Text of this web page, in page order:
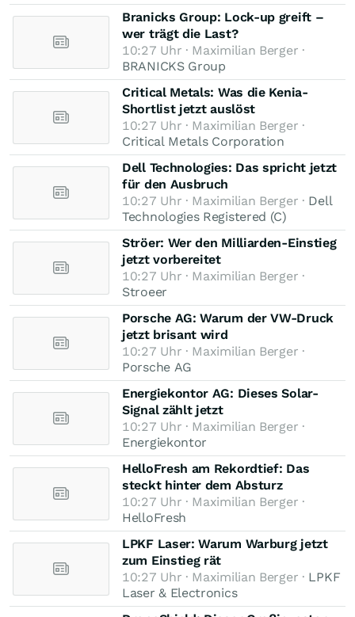
Branicks Group: Lock-up greift –
wer trägt die Last?
10:27 Uhr · Maximilian Berger ·
BRANICKS Group
Critical Metals: Was die Kenia-
Shortlist jetzt auslöst
10:27 Uhr · Maximilian Berger ·
Critical Metals Corporation
Dell Technologies: Das spricht jetzt
für den Ausbruch
10:27 Uhr · Maximilian Berger · Dell
Technologies Registered (C)
Ströer: Wer den Milliarden-Einstieg
jetzt vorbereitet
10:27 Uhr · Maximilian Berger ·
Stroeer
Porsche AG: Warum der VW-Druck
jetzt brisant wird
10:27 Uhr · Maximilian Berger ·
Porsche AG
Energiekontor AG: Dieses Solar-
Signal zählt jetzt
10:27 Uhr · Maximilian Berger ·
Energiekontor
HelloFresh am Rekordtief: Das
steckt hinter dem Absturz
10:27 Uhr · Maximilian Berger ·
HelloFresh
LPKF Laser: Warum Warburg jetzt
zum Einstieg rät
10:27 Uhr · Maximilian Berger · LPKF
Laser & Electronics